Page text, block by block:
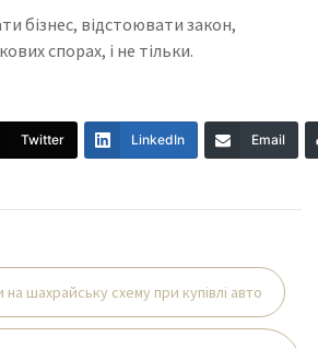
бізнес, відстоювати закон,
спорах, і не тільки.
Twitter LinkedIn Email
шахрайську схему при купівлі авто